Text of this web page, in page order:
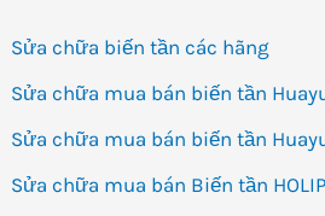
Sửa chữa biến tần các hãng
Sửa chữa mua bán biến tần
Sửa chữa mua bán biến tần
Sửa chữa mua bán Biến tần